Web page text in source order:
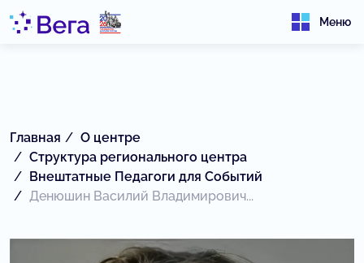
Меню
Главная
О центре
Структура регионального центра
Внештатные Педагоги для Событий
Денюшин Василий Владимирович...